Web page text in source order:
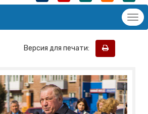
Версия для печати: